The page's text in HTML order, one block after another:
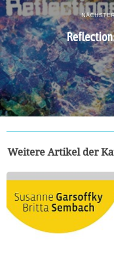
Weitere Artikel der